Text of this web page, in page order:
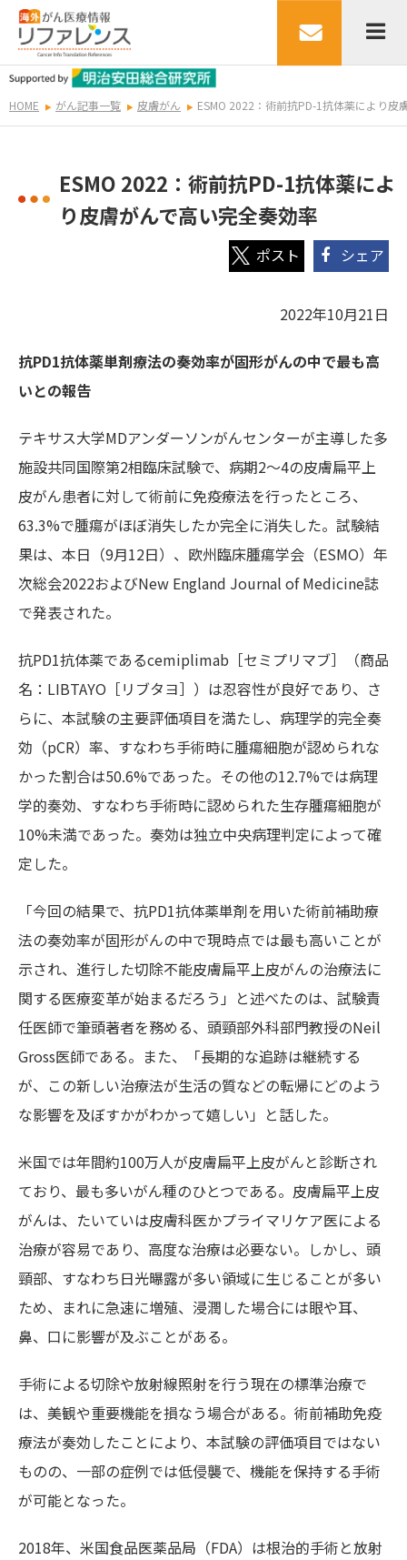
HOME がん記事一覧 皮膚がん ESMO 2022：術前抗PD-1抗体薬により皮
ESMO 2022：術前抗PD-1抗体薬によ
り皮膚がんで高い完全奏効率
シェア
2022年10月21日
抗PD1抗体薬単剤療法の奏効率が固形がんの中で最も高
いとの報告
テキサス大学MDアンダーソンがんセンターが主導した多
施設共同国際第2相臨床試験で、病期2～4の皮膚扁平上
皮がん患者に対して術前に免疫療法を行ったところ、
63.3%で腫瘍がほぼ消失したか完全に消失した。試験結
果は、本日（9月12日）、欧州臨床腫瘍学会（ESMO）年
次総会2022およびNew England Journal of Medicine誌
で発表された。
抗PD1抗体薬であるcemiplimab［セミプリマブ］（商品
名：LIBTAYO［リブタヨ］）は忍容性が良好であり、さ
らに、本試験の主要評価項目を満たし、病理学的完全奏
効（pCR）率、すなわち手術時に腫瘍細胞が認められな
かった割合は50.6%であった。その他の12.7%では病理
学的奏効、すなわち手術時に認められた生存腫瘍細胞が
10%未満であった。奏効は独立中央病理判定によって確
定した。
「今回の結果で、抗PD1抗体薬単剤を用いた術前補助療
法の奏効率が固形がんの中で現時点では最も高いことが
示され、進行した切除不能皮膚扁平上皮がんの治療法に
関する医療変革が始まるだろう」と述べたのは、試験責
任医師で筆頭著者を務める、頭頸部外科部門教授のNeil
Gross医師である。また、「長期的な追跡は継続する
が、この新しい治療法が生活の質などの転帰にどのよう
な影響を及ぼすかがわかって嬉しい」と話した。
米国では年間約100万人が皮膚扁平上皮がんと診断され
ており、最も多いがん種のひとつである。皮膚扁平上皮
がんは、たいていは皮膚科医かプライマリケア医による
治療が容易であり、高度な治療は必要ない。しかし、頭
頸部、すなわち日光曝露が多い領域に生じることが多い
ため、まれに急速に増殖、浸潤した場合には眼や耳、
鼻、口に影響が及ぶことがある。
手術による切除や放射線照射を行う現在の標準治療で
は、美観や重要機能を損なう場合がある。術前補助免疫
療法が奏効したことにより、本試験の評価項目ではない
ものの、一部の症例では低侵襲で、機能を保持する手術
が可能となった。
2018年、米国食品医薬品局（FDA）は根治的手術と放射